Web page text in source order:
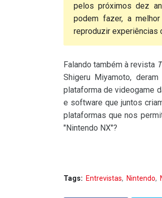
pelos próximos dez
podem fazer, a
reproduzir experiências
Falando também à revista
Shigeru Miyamoto,
plataforma de videogame
e software que juntos
plataformas que nos
"Nintendo NX"?
Tags: Entrevistas Nintendo